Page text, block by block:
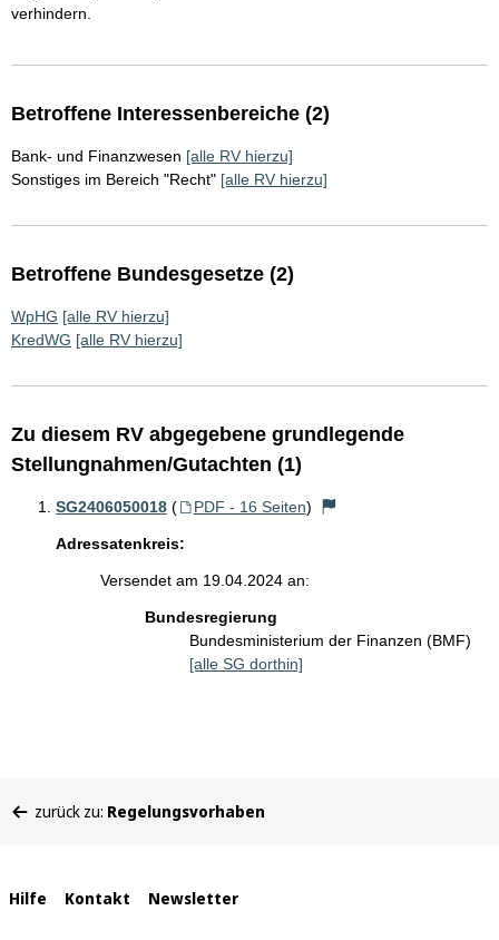
verhindern.
Betroffene Interessenbereiche (2)
Bank- und Finanzwesen [alle RV hierzu]
Sonstiges im Bereich "Recht" [alle RV hierzu]
Betroffene Bundesgesetze (2)
WpHG [alle RV hierzu]
KredWG [alle RV hierzu]
Zu diesem RV abgegebene grundlegende
Stellungnahmen/Gutachten (1)
SG2406050018 ( PDF - 16 Seiten)
Adressatenkreis:
Versendet am 19.04.2024 an:
Bundesregierung
Bundesministerium der Finanzen (BMF)
[alle SG dorthin]
befinden
zurück zu: Regelungsvorhaben
Interne
Hilfe Kontakt Newsletter